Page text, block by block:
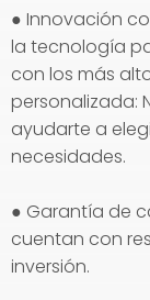
● Innovación
la tecnología
con los más
personalizada:
ayudarte a
necesidades.
● Garantía de
cuentan con
inversión.